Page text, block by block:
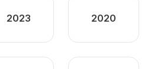
2023 2020